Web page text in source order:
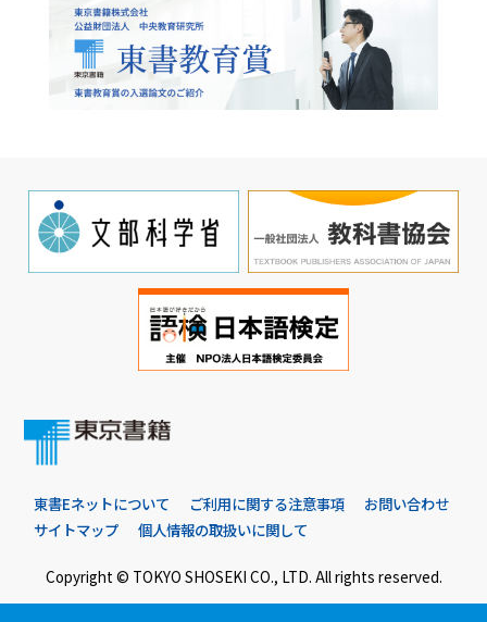
東書Eネットについて ご利用に関する注意事項
お問い合わせ
サイトマップ
個人情報の取扱いに関して
Copyright © TOKYO SHOSEKI CO., LTD. All rights reserved.